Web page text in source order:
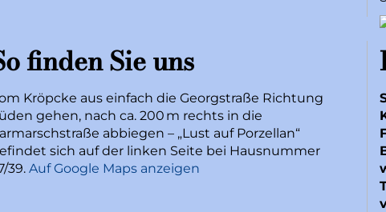
finden Sie uns
Kröpcke aus einfach die Georgstraße Richtung
gehen, nach ca. 200 m rechts in die
abbiegen – „Lust auf Porzellan“
sich auf der linken Seite bei Hausnummer
39. Auf Google Maps anzeigen